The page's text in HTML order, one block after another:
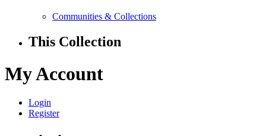
Communities & Collections
This Collection
My Account
Login
Register